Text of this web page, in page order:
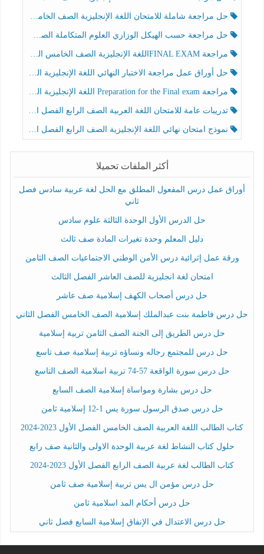
حل مراجعة شاملة للامتحان اللغة الإنجليزية الصف الخامس الفصل الثالث
حل مراجعة حسب الهيكل الوزاري العلوم المتكاملة الصف الخامس عام الفصل الثالث
مراجعة FINAL EXAMاللغة الإنجليزية الصف الخامس الفصل الثالث
حل أوراق عمل مراجعة الاختبار النهائي اللغة الإنجليزية الصف الرابع الفصل الثالث
مراجعة Preparation for the Final exam اللغة الإنجليزية الصف الرابع الفصل الثالث
تدريبات عامة للامتحان اللغة العربية الصف الرابع الفصل الثالث
نموذج امتحان نهائي اللغة الإنجليزية الصف الرابع الفصل الثالث
أكثر الملفات تحميلا
أوراق عمل درس المفعول المطلق مع الحل لغة عربية سادس فصل
ثاني
حل الدرس الأول الوحدة الثالثة علوم سادس
دليل المعلم وحدة تغيرات المادة صف ثالث
ورقة عمل إثرائية درس الأمن الوطني الاجتماعيات الصف الثامن
امتحان لغة انجليزية للصف العاشر الفصل الثالث
حل درس أصحاب الكهف إسلامية صف عاشر
حل درس فاطمة بنت عبدالملك إسلامية الصف الخامس الفصل الثاني
حل درس الطريق إلى الجنة الصف الثامن تربية إسلامية
حل درس للمجتمع رجاله ونساؤه تربية إسلامية صف تاسع
حل درس سورة الواقعة 57-74 تربية اسلامية الصف التاسع
حل درس بشارة ومواساة إسلامية الصف السابع
حل درس صدق الرسول سورة يس 1-12 إسلامية ثامن
كتاب الطالب اللغة العربية الصف الخامس الفصل الأول 2023-2024
حلول كتاب النشاط لغة عربية الوحدة الاولى والثانية صف رابع
كتاب الطالب لغة عربية الصف الرابع الفصل الأول 2023-2024
حل درس مؤمن ال يس تربية إسلامية صف ثامن
حل درس أحكام المد اسلامية ثامن
حل درس الاعتدال في الإنفاق إسلامية السابع فصل ثاني